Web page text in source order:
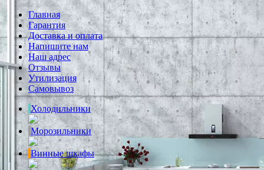
Главная
Гарантия
Доставка и оплата
Напишите нам
Наш адрес
Отзывы
Утилизация
Самовывоз
Холодильники
Морозильники
Винные шкафы